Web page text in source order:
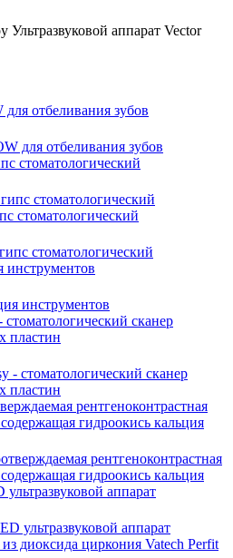
Ультразвуковой аппарат Vector
отбеливания зубов
стоматологический
стоматологический
инструментов
стоматологический сканер
пластин
рентгеноконтрастная
гидроокись кальция
аппарат
диоксида циркония Vatech Perfit